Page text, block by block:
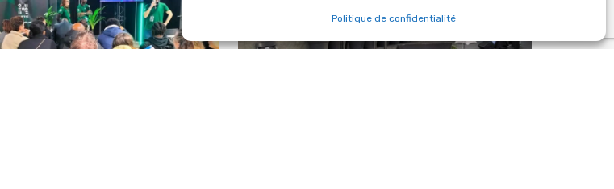
Politique de confidentialité